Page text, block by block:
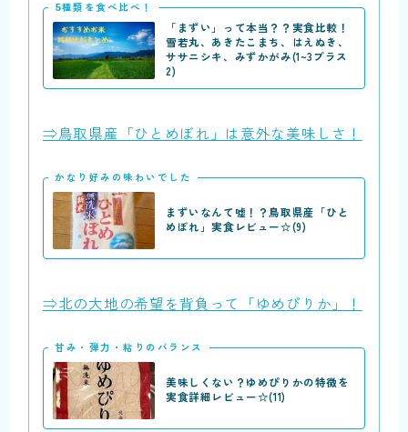
5種類を食べ比べ！
「まずい」って本当？？実食比較！
雪若丸、あきたこまち、はえぬき、
ササニシキ、みずかがみ(1~3プラス
2)
⇒鳥取県産「ひとめぼれ」は意外な美味しさ！
かなり好みの味わいでした
まずいなんて嘘！？鳥取県産「ひと
めぼれ」実食レビュー☆(9)
⇒北の大地の希望を背負って「ゆめぴりか」！
甘み・弾力・粘りのバランス
美味しくない？ゆめぴりかの特徴を
実食詳細レビュー☆(11)